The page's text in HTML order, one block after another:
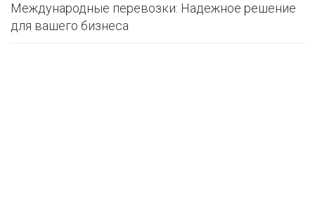
Международные перевозки: Надежное решение
для вашего бизнеса